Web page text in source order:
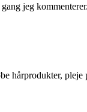
jeg kommenterer.
hårprodukter,